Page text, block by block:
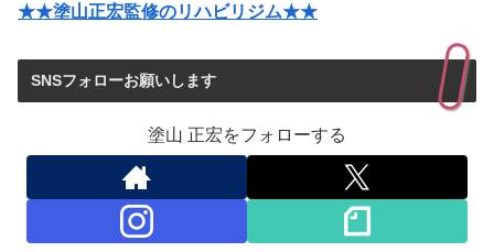
★★塗山正宏監修のリハビリジム★★
SNSフォローお願いします
塗山 正宏をフォローする